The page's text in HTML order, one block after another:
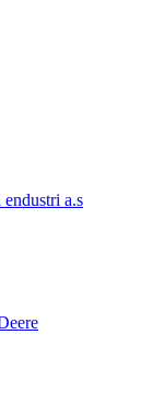
endustri a.s